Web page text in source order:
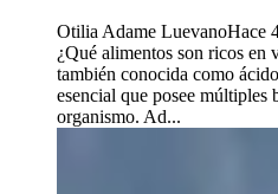
Otilia Adame LuevanoHace
¿Qué alimentos son ricos
también conocida como
esencial que posee múltiples
organismo. Ad...